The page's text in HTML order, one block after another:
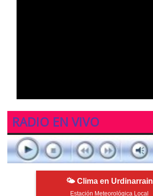
RADIO EN VIVO
🌤 Clima en Urdinarrain
Estación Meteorológica Local